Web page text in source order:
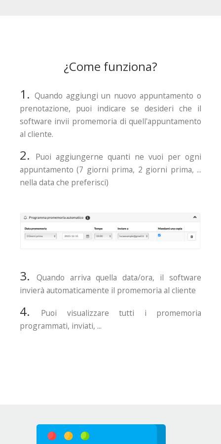
¿Come funziona?
1. Quando aggiungi un nuovo appuntamento o
prenotazione, puoi indicare se desideri che il
software invii promemoria di quell'appuntamento
al cliente.
2.
Puoi aggiungerne quanti ne vuoi per ogni
appuntamento (7 giorni prima, 2 giorni prima, ...
nella data che preferisci)
3.
Quando arriva quella data/ora, il software
invierà automaticamente il promemoria al cliente
4.
Puoi visualizzare tutti i promemoria
programmati, inviati, ...